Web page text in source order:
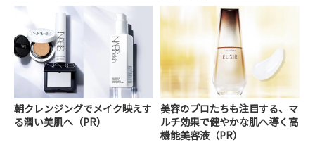
朝クレンジングでメイク映えす
る潤い美肌へ（PR）
美容のプロたちも注目する、マ
ルチ効果で健やかな肌へ導く高
機能美容液（PR）